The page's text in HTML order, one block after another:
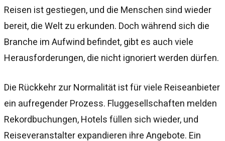
Reisen ist gestiegen, und die Menschen sind wieder
bereit, die Welt zu erkunden. Doch während sich die
Branche im Aufwind befindet, gibt es auch viele
Herausforderungen, die nicht ignoriert werden dürfen.
Die Rückkehr zur Normalität ist für viele Reiseanbieter
ein aufregender Prozess. Fluggesellschaften melden
Rekordbuchungen, Hotels füllen sich wieder, und
Reiseveranstalter expandieren ihre Angebote. Ein